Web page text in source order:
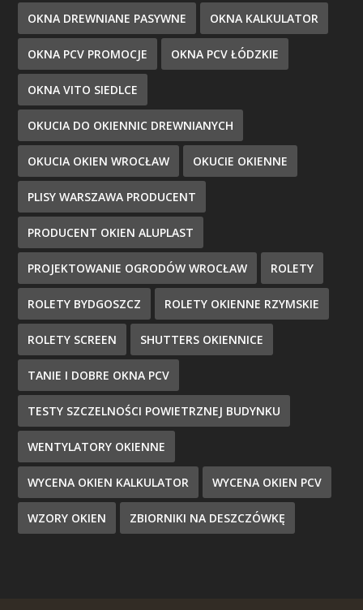
OKNA DREWNIANE PASYWNE OKNA KALKULATOR
OKNA PCV PROMOCJE OKNA PCV ŁÓDZKIE
OKNA VITO SIEDLCE
OKUCIA DO OKIENNIC DREWNIANYCH
OKUCIA OKIEN WROCŁAW OKUCIE OKIENNE
PLISY WARSZAWA PRODUCENT
PRODUCENT OKIEN ALUPLAST
PROJEKTOWANIE OGRODÓW WROCŁAW ROLETY
ROLETY BYDGOSZCZ ROLETY OKIENNE RZYMSKIE
ROLETY SCREEN SHUTTERS OKIENNICE
TANIE I DOBRE OKNA PCV
TESTY SZCZELNOŚCI POWIETRZNEJ BUDYNKU
WENTYLATORY OKIENNE
WYCENA OKIEN KALKULATOR WYCENA OKIEN PCV
WZORY OKIEN ZBIORNIKI NA DESZCZÓWKĘ